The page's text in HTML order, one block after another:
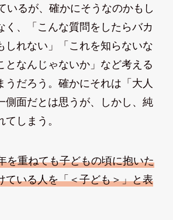
いるが、確かにそうなのかもし
く、「こんな質問をしたらバカ
しれない」「これを知らないな
となんじゃないか」など考える
うだろう。確かにそれは「大人
側面だとは思うが、しかし、純
しまう。
を重ねても子どもの頃に抱いた
ている人を「＜子ども＞」と表